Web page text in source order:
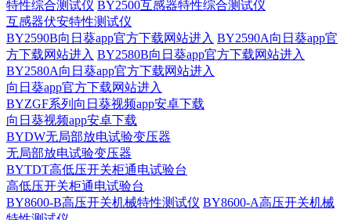
特性综合测试仪 BY2500互感器特性综合测试仪
互感器伏安特性测试仪
BY2590B向日葵app官方下载网站进入 BY2590A向日葵app官
方下载网站进入 BY2580B向日葵app官方下载网站进入
BY2580A向日葵app官方下载网站进入
向日葵app官方下载网站进入
BYZGF系列向日葵视频app安卓下载
向日葵视频app安卓下载
BYDW无局部放电试验变压器
无局部放电试验变压器
BYTDT高低压开关柜通电试验台
高低压开关柜通电试验台
BY8600-B高压开关机械特性测试仪 BY8600-A高压开关机械